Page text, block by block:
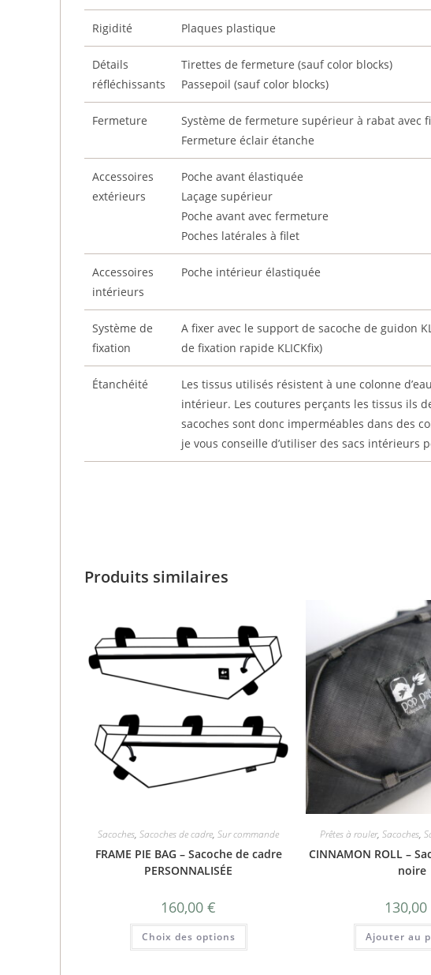
Rigidité Plaques plastique
Détails
réfléchissants
Tirettes de fermeture (sauf color blocks)
Passepoil (sauf color blocks)
Fermeture
Système de fermeture supérieur à rabat avec
Fermeture éclair étanche
Accessoires
extérieurs
Poche avant élastiquée
Laçage supérieur
Poche avant avec fermeture
Poches latérales à filet
Accessoires
intérieurs
Poche intérieur élastiquée
Système de
fixation
A fixer avec le support de sacoche de guidon
de fixation rapide KLICKfix)
Étanchéité
Les tissus utilisés résistent à une colonne
intérieur. Les coutures perçants les tissus ils
sacoches sont donc imperméables dans des
je vous conseille d’utiliser des sacs intérieurs
Produits similaires
Sacoches,Sacoches de cadre,Sur commande
FRAME PIE BAG – Sacoche de cadre
PERSONNALISÉE
160,00€
Choix des options
Prêtes à rouler,Sacoches,
CINNAMON ROLL –
noire
130,00
Ajouter au